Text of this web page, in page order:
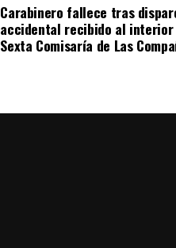
Carabinero fallece tras
accidental recibido al interior
Sexta Comisaría de Las